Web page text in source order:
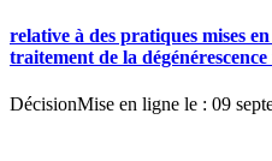
relative à des pratiques mises
traitement de la
DécisionMise en ligne le : 09